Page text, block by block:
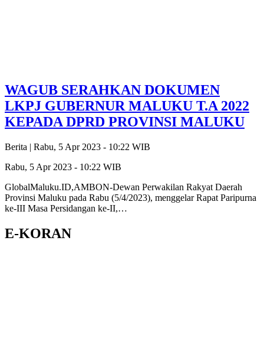
WAGUB SERAHKAN DOKUMEN
LKPJ GUBERNUR MALUKU T.A 2022
KEPADA DPRD PROVINSI MALUKU
Berita | Rabu, 5 Apr 2023 - 10:22 WIB
Rabu, 5 Apr 2023 - 10:22 WIB
GlobalMaluku.ID,AMBON-Dewan Perwakilan Rakyat Daerah
Provinsi Maluku pada Rabu (5/4/2023), menggelar Rapat Paripurna
ke-III Masa Persidangan ke-II,…
E-KORAN